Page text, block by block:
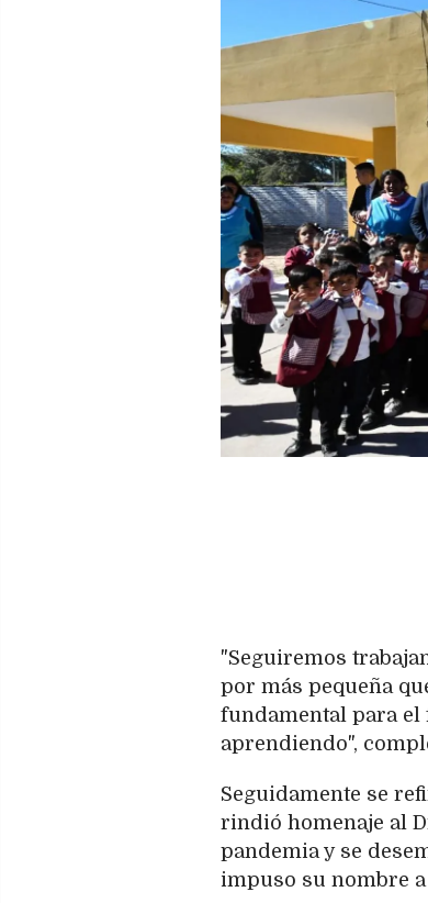
"Seguiremos
por más pequeña
fundamental para el
aprendiendo",
Seguidamente se
rindió homenaje al
pandemia y se
impuso su nombre